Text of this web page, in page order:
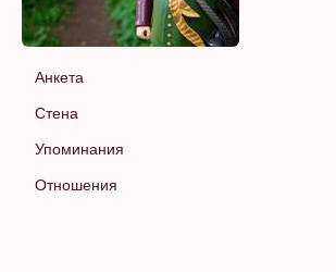
Анкета
Стена
Упоминания
Отношения